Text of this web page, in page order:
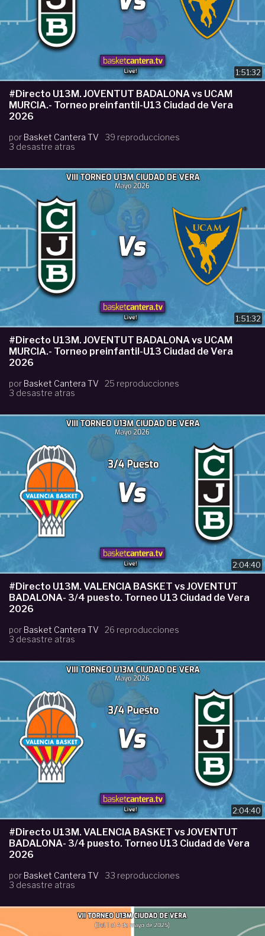
1:51:32
#Directo U13M. JOVENTUT BADALONA vs UCAM
MURCIA.- Torneo preinfantil-U13 Ciudad de Vera
2026
por Basket Cantera TV
39 reproducciones
3 desastre atras
1:51:32
#Directo U13M. JOVENTUT BADALONA vs UCAM
MURCIA.- Torneo preinfantil-U13 Ciudad de Vera
2026
por Basket Cantera TV
25 reproducciones
3 desastre atras
2:04:40
#Directo U13M. VALENCIA BASKET vs JOVENTUT
BADALONA- 3/4 puesto. Torneo U13 Ciudad de Vera
2026
por Basket Cantera TV
26 reproducciones
3 desastre atras
2:04:40
#Directo U13M. VALENCIA BASKET vs JOVENTUT
BADALONA- 3/4 puesto. Torneo U13 Ciudad de Vera
2026
por Basket Cantera TV
33 reproducciones
3 desastre atras